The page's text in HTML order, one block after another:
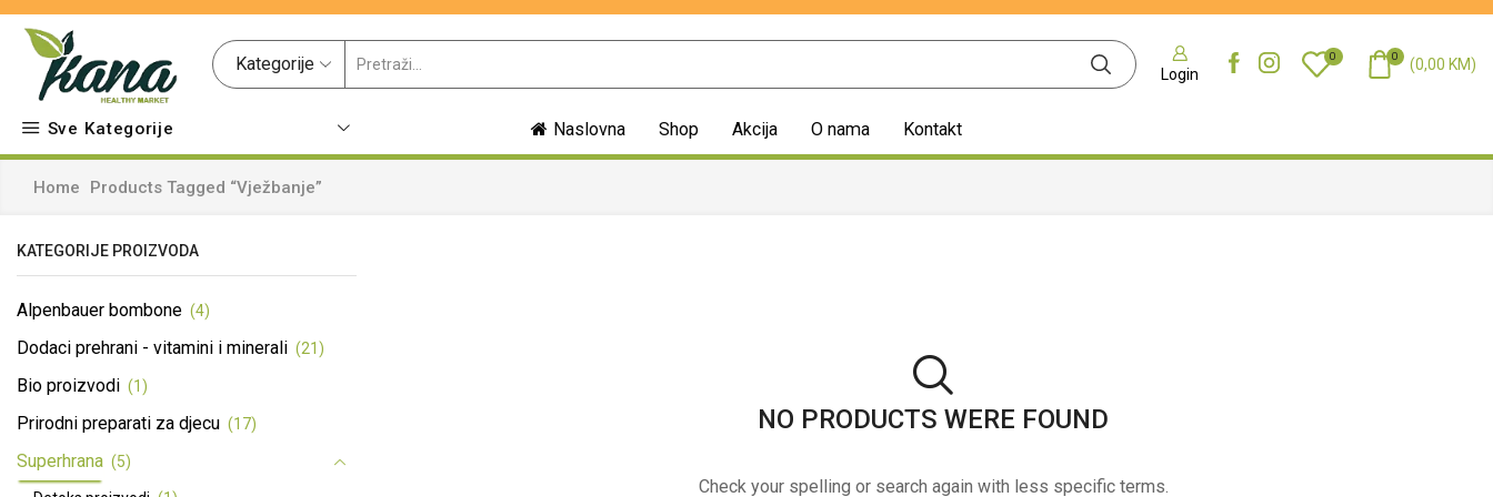
Kategorije Login
0 0 (0,00 KM)
Sve Kategorije Naslovna Shop Akcija O nama Kontakt
Home Products Tagged “vježbanje”
NO PRODUCTS WERE FOUND
Check your spelling or search again with less specific terms.
KATEGORIJE PROIZVODA
Alpenbauer bombone (4)
Dodaci prehrani - vitamini i minerali (21)
Bio proizvodi (1)
Prirodni preparati za djecu (17)
Superhrana (5)